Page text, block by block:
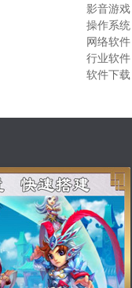
影音游戏
操作系统
网络软件
行业软件
软件下载